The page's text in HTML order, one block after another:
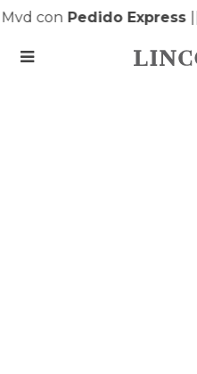
conPedido Express||
